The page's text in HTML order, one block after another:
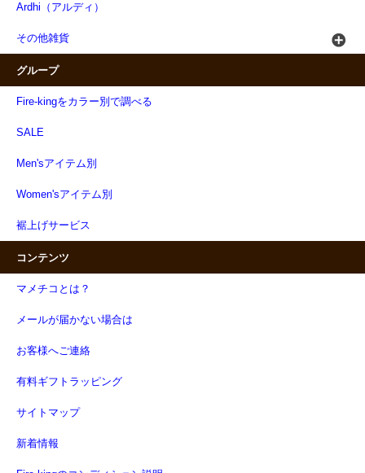
Ardhi（アルディ）
その他雑貨
グループ
Fire-kingをカラー別で調べる
SALE
Men'sアイテム別
Women'sアイテム別
裾上げサービス
コンテンツ
マメチコとは？
メールが届かない場合は
お客様へご連絡
有料ギフトラッピング
サイトマップ
新着情報